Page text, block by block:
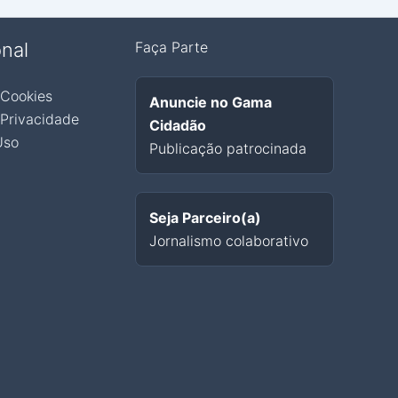
Faça Parte
Anuncie no Gama
Cidadão
Publicação patrocinada
Seja Parceiro(a)
Jornalismo colaborativo